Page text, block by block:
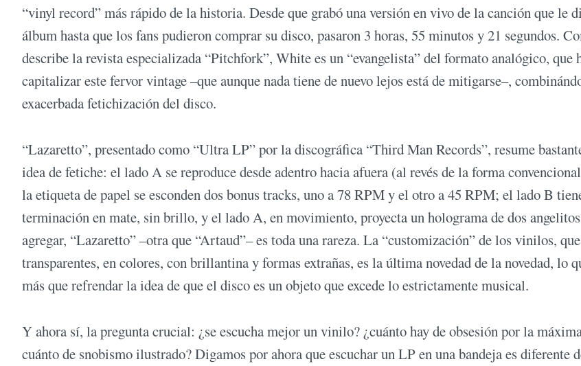
“vinyl record” más rápido de la historia. Desde que grabó una versión en vivo de la canción que le
álbum hasta que los fans pudieron comprar su disco, pasaron 3 horas, 55 minutos y 21 segundos.
describe la revista especializada “Pitchfork”, White es un “evangelista” del formato analógico, que
capitalizar este fervor vintage –que aunque nada tiene de nuevo lejos está de mitigarse–,
exacerbada fetichización del disco.
“Lazaretto”, presentado como “Ultra LP” por la discográfica “Third Man Records”, resume
idea de fetiche: el lado A se reproduce desde adentro hacia afuera (al revés de la forma
la etiqueta de papel se esconden dos bonus tracks, uno a 78 RPM y el otro a 45 RPM; el lado B
terminación en mate, sin brillo, y el lado A, en movimiento, proyecta un holograma de dos
agregar, “Lazaretto” –otra que “Artaud”– es toda una rareza. La “customización” de los vinilos,
transparentes, en colores, con brillantina y formas extrañas, es la última novedad de la novedad, lo
más que refrendar la idea de que el disco es un objeto que excede lo estrictamente musical.
Y ahora sí, la pregunta crucial: ¿se escucha mejor un vinilo? ¿cuánto hay de obsesión por la
cuánto de snobismo ilustrado? Digamos por ahora que escuchar un LP en una bandeja es diferente